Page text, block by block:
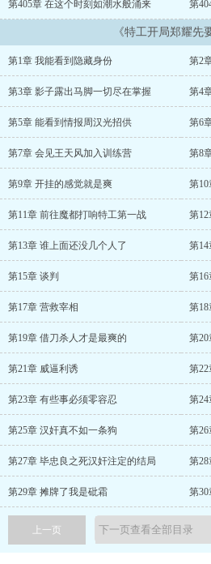
第405章 在这个时刻如潮水般涌来 第
《特工开局郑耀先
第1章 我能看到隐藏身份 第2
第3章 影子露出马脚一切尽在掌握 第4
第5章 能看到情报周汉光招供 第6
第7章 会见王天风加入训练营 第8
第9章 开挂的感觉就是爽 第
第11章 前往魔都打响特工第一战 第
第13章 谁上面还没几个人了 第
第15章 谈判 第
第17章 营救宰相 第
第19章 借刀杀人才是最爽的 第
第21章 威逼利诱 第
第23章 有些事必须零容忍 第
第25章 汉奸真不如一条狗
第27章 毕忠良之死汉奸注定的结局 第28
第29章 摊牌了我是砒霜 第
上一页